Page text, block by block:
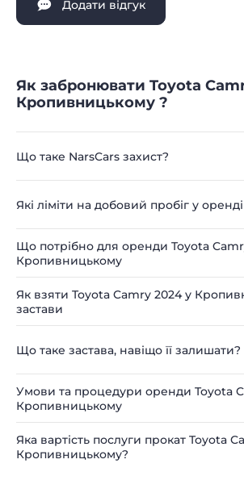
Додати відгук
Як забронювати Toyota
Кропивницькому ?
Що таке NarsCars захист?
Які ліміти на добовий пробіг у
Що потрібно для оренди Toyota
Кропивницькому
Як взяти Toyota Camry 2024 у
застави
Що таке застава, навіщо її залишати?
Умови та процедури оренди Toyota
Кропивницькому
Яка вартість послуги прокат Toyota
Кропивницькому?